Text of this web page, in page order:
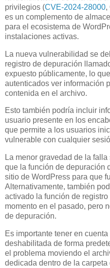
privilegios (CVE-2024-28000,
es un complemento de
para el ecosistema de
instalaciones activas.
La nueva vulnerabilidad se
registro de depuración
expuesto públicamente, lo
autenticados ver información
contenida en el archivo.
Esto también podría incluir
usuario presente en los
que permite a los usuarios
vulnerable con cualquier
La menor gravedad de la
que la función de depuración
sitio de WordPress para que
Alternativamente, también
activado la función de
momento en el pasado, pero
de depuración.
Es importante tener en
deshabilitada de forma
el problema moviendo el
dedicada dentro de la carpeta